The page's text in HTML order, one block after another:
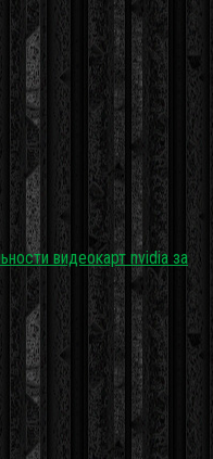
видеокарт nvidia за